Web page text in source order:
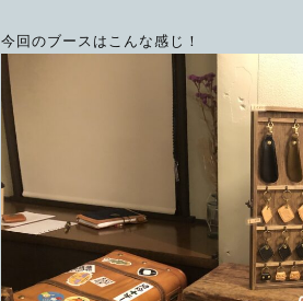
今回のブースはこんな感じ！